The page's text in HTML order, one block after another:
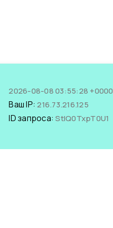
2026-08-08 03:55:28 +0000
Ваш IP:216.73.216.125
ID запроса:StIQ0TxpT0U1